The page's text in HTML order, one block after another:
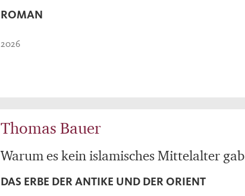
ROMAN
2026
Thomas Bauer
Warum es kein islamisches Mittelalter gab
DAS ERBE DER ANTIKE UND DER ORIENT